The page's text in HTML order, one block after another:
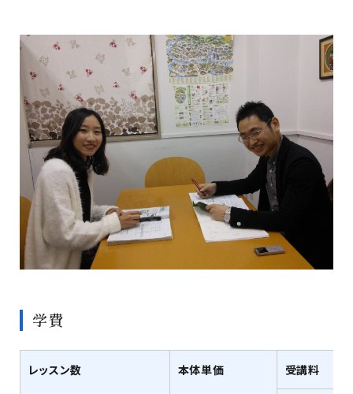
学費
レッスン数 本体単価 受講料